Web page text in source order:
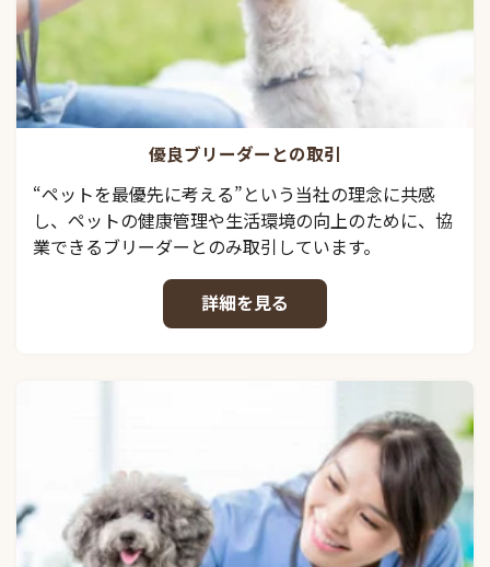
優良ブリーダーとの取引
“ペットを最優先に考える”という当社の理念に共感
し、ペットの健康管理や生活環境の向上のために、協
業できるブリーダーとのみ取引しています。
詳細を見る